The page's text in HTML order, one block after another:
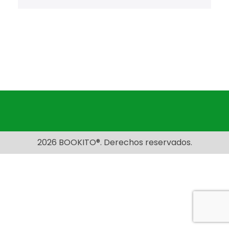
2026 BOOKITO®. Derechos reservados.